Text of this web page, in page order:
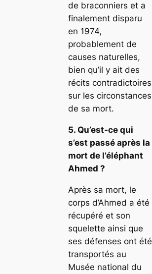
de braconniers et a
finalement disparu
en 1974,
probablement de
causes naturelles,
bien qu’il y ait des
récits contradictoires
sur les circonstances
de sa mort.
5. Qu’est-ce qui
s’est passé après la
mort de l’éléphant
Ahmed ?
Après sa mort, le
corps d’Ahmed a été
récupéré et son
squelette ainsi que
ses défenses ont été
transportés au
Musée national du